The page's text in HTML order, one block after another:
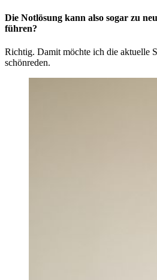
Die Notlösung kann also sogar zu
führen?
Richtig. Damit möchte ich die aktuelle
schönreden.